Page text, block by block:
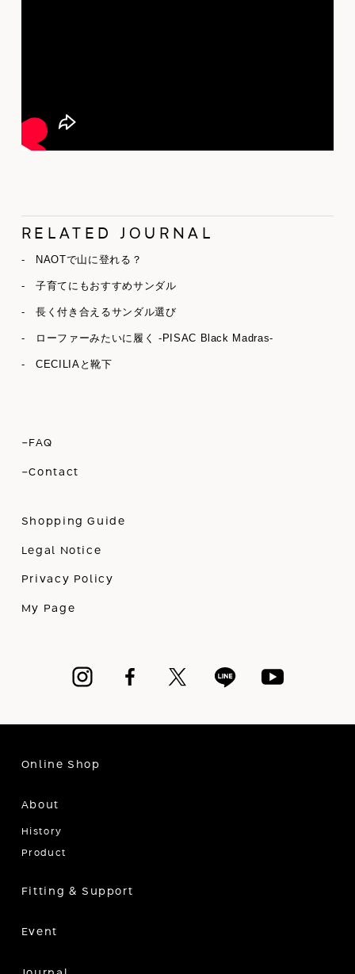
RELATED JOURNAL
- NAOTで山に登れる？
- 子育てにもおすすめサンダル
- 長く付き合えるサンダル選び
- ローファーみたいに履く -PISAC Black Madras-
- CECILIAと靴下
-FAQ
-Contact
Shopping Guide
Legal Notice
Privacy Policy
My Page
Online Shop
About
History
Product
Fitting & Support
Event